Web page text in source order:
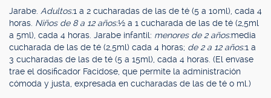
Jarabe. Adultos:1 a 2 cucharadas de las de té (5 a 10ml), cada 4
horas. Niños de 8 a 12 años:½ a 1 cucharada de las de té (2,5ml
a 5ml), cada 4 horas. Jarabe infantil: menores de 2 años:media
cucharada de las de té (2,5ml) cada 4 horas; de 2 a 12 años:1 a
3 cucharadas de las de té (5 a 15ml), cada 4 horas. (El envase
trae el dosificador Facidose, que permite la administración
cómoda y justa, expresada en cucharadas de las de té o ml.)